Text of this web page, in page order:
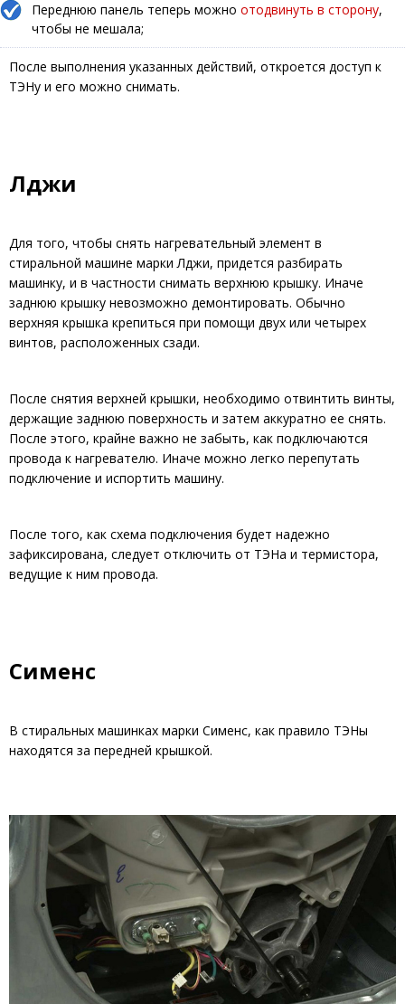
Переднюю панель теперь можно отодвинуть в сторону,
чтобы не мешала;
После выполнения указанных действий, откроется доступ к
ТЭНу и его можно снимать.
Лджи
Для того, чтобы снять нагревательный элемент в
стиральной машине марки Лджи, придется разбирать
машинку, и в частности снимать верхнюю крышку. Иначе
заднюю крышку невозможно демонтировать. Обычно
верхняя крышка крепиться при помощи двух или четырех
винтов, расположенных сзади.
После снятия верхней крышки, необходимо отвинтить винты,
держащие заднюю поверхность и затем аккуратно ее снять.
После этого, крайне важно не забыть, как подключаются
провода к нагревателю. Иначе можно легко перепутать
подключение и испортить машину.
После того, как схема подключения будет надежно
зафиксирована, следует отключить от ТЭНа и термистора,
ведущие к ним провода.
Сименс
В стиральных машинках марки Сименс, как правило ТЭНы
находятся за передней крышкой.